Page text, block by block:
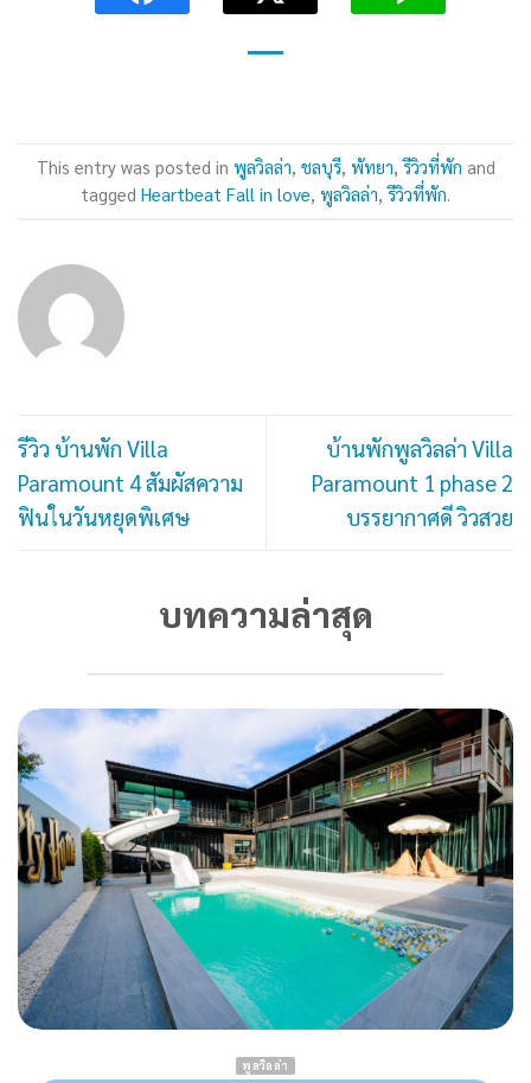
This entry was posted in พูลวิลล่า, ชลบุรี, พัทยา,รีวิวที่พัก and
tagged Heartbeat Fall in love, พูลวิลล่า,รีวิวที่พัก.
รีวิว บ้านพัก Villa
Paramount 4 สัมผัสความ
ฟินในวันหยุดพิเศษ
บ้านพักพูลวิลล่า Villa
Paramount 1 phase 2
บรรยากาศดี วิวสวย
บทความล่าสุด
พูลวิลล่า